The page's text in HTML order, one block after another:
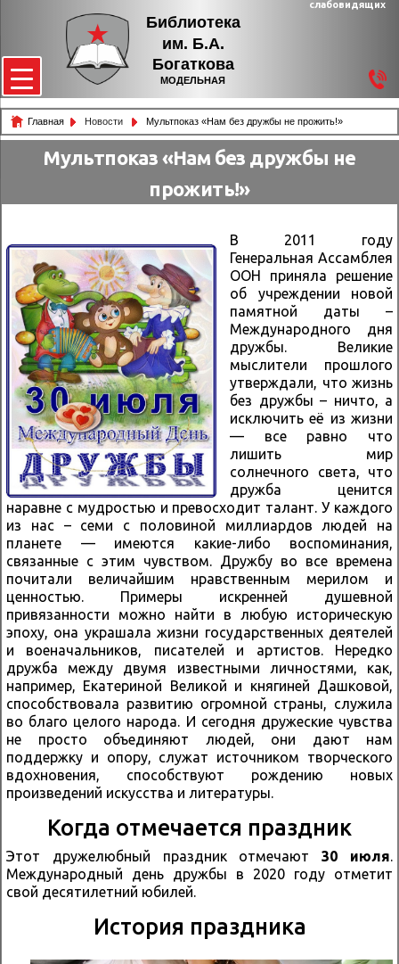
Библиотека
им. Б.А.
Богаткова
МОДЕЛЬНАЯ
слабовидящих
Главная Новости Мультпоказ «Нам без дружбы не прожить!»
Мультпоказ «Нам без дружбы не
прожить!»
В 2011 году
Генеральная Ассамблея
ООН приняла решение
об учреждении новой
памятной даты –
Международного дня
дружбы. Великие
мыслители прошлого
утверждали, что жизнь
без дружбы – ничто, а
исключить её из жизни
— все равно что
лишить мир
солнечного света, что
дружба ценится
наравне с мудростью и превосходит талант. У каждого
из нас – семи с половиной миллиардов людей на
планете — имеются какие-либо воспоминания,
связанные с этим чувством. Дружбу во все времена
почитали величайшим нравственным мерилом и
ценностью. Примеры искренней душевной
привязанности можно найти в любую историческую
эпоху, она украшала жизни государственных деятелей
и военачальников, писателей и артистов. Нередко
дружба между двумя известными личностями, как,
например, Екатериной Великой и княгиней Дашковой,
способствовала развитию огромной страны, служила
во благо целого народа. И сегодня дружеские чувства
не просто объединяют людей, они дают нам
поддержку и опору, служат источником творческого
вдохновения, способствуют рождению новых
произведений искусства и литературы.
Когда отмечается праздник
Этот дружелюбный праздник отмечают30 июля.
Международный день дружбы в 2020 году отметит
свой десятилетний юбилей.
История праздника